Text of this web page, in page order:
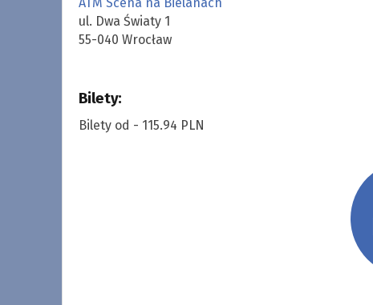
ul. Dwa Światy 1
55-040 Wrocław
Bilety:
Bilety od - 115.94 PLN